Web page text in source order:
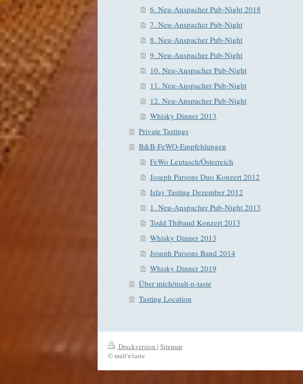
6. Neu-Anspacher Pub-Night 2018
7. Neu-Anspacher Pub-Night
8. Neu-Anspacher Pub-Night
9. Neu-Anspacher Pub-Night
10. Neu-Anspacher Pub-Night
11. Neu-Anspacher Pub-Night
12. Neu-Anspacher Pub-Night
Whisky Dinner 2013
Private Tastings
B&B-FeWO-Empfehlungen
FeWo Leutasch/Österreich
Joseph Parsons Duo Konzert 2012
Islay Tasting Dezember 2012
1. Neu-Anspacher Pub-Night 2013
Todd Thibaud Konzert 2013
Whisky Dinner 2013
Joseph Parsons Band 2014
Whisky Dinner 2019
Über mich/malt-n-taste
Tasting Location
Druckversion | Sitemap
© malt'n'taste